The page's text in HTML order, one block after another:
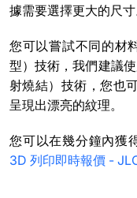
據需要選擇更大的尺寸
您可以嘗試不同的材
型）技術，我們建議
射燒結）技術，您也
呈現出漂亮的紋理。
您可以在幾分鐘內獲
3D 列印即時報價 -